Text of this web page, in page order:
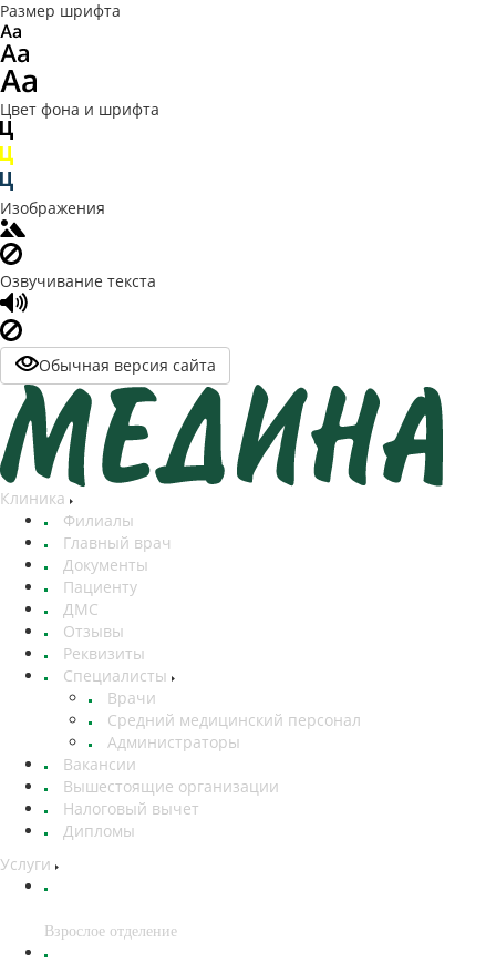
Размер шрифта
Цвет фона и шрифта
Изображения
Озвучивание текста
Обычная версия сайта
Клиника
Филиалы
Главный врач
Документы
Пациенту
ДМС
Отзывы
Реквизиты
Специалисты
Врачи
Средний медицинский персонал
Администраторы
Вакансии
Вышестоящие организации
Налоговый вычет
Дипломы
Услуги
Взрослое отделение